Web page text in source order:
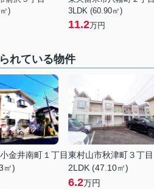
)
3LDK (60.90㎡)
11.2万円
れている物件
金井南町１丁目
㎡)
東村山市秋津町３丁目
2LDK (47.10㎡)
6.2万円